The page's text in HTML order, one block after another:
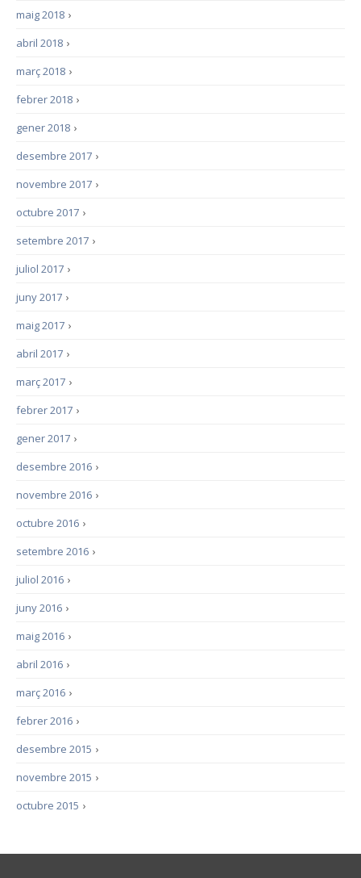
›
maig 2018
›
abril 2018
›
març 2018
›
febrer 2018
›
gener 2018
›
desembre 2017
›
novembre 2017
›
octubre 2017
›
setembre 2017
›
juliol 2017
›
juny 2017
›
maig 2017
›
abril 2017
›
març 2017
›
febrer 2017
›
gener 2017
›
desembre 2016
›
novembre 2016
›
octubre 2016
›
setembre 2016
›
juliol 2016
›
juny 2016
›
maig 2016
›
abril 2016
›
març 2016
›
febrer 2016
›
desembre 2015
›
novembre 2015
›
octubre 2015